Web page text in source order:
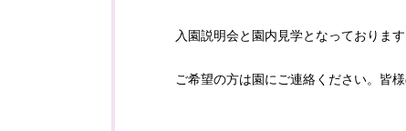
入園説明会と園内見学となっておりま
ご希望の方は園にご連絡ください。皆